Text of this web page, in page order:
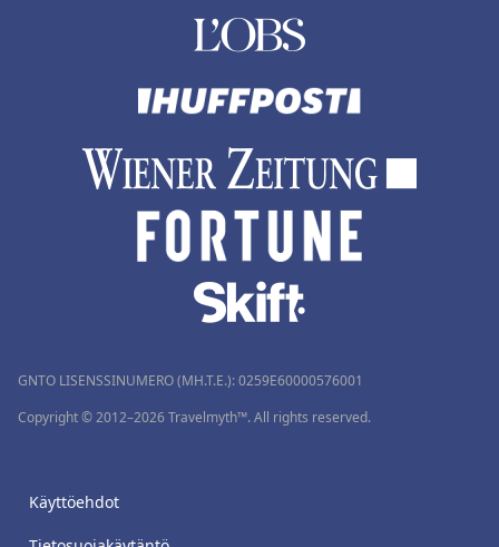
GNTO LISENSSINUMERO (MH.T.E.): 0259Ε60000576001
Copyright © 2012–2026 Travelmyth™. All rights reserved.
Käyttöehdot